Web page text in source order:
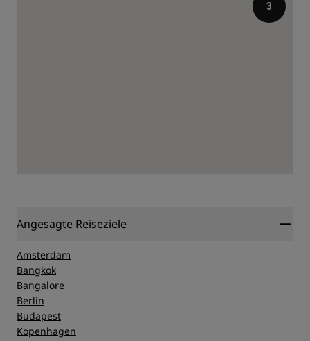
3
Angesagte Reiseziele
Amsterdam
Bangkok
Bangalore
Berlin
Budapest
Kopenhagen